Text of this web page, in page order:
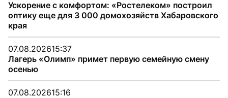
Ускорение с комфортом: «Ростелеком» построил
оптику еще для 3 000 домохозяйств Хабаровского
края
07.08.202615:37
Лагерь «Олимп» примет первую семейную смену
осенью
07.08.202615:16